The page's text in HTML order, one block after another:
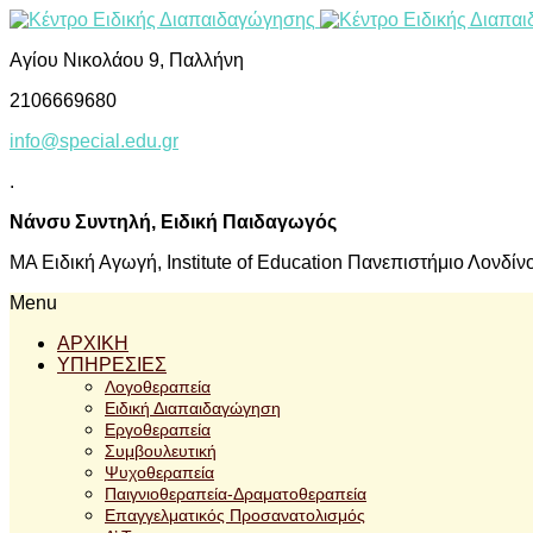
Αγίου Νικολάου 9, Παλλήνη
2106669680
info@special.edu.gr
.
Νάνσυ Συντηλή, Ειδική Παιδαγωγός
ΜΑ Ειδική Αγωγή, Institute of Education Πανεπιστήμιο
Menu
ΑΡΧΙΚΗ
ΥΠΗΡΕΣΙΕΣ
Λογοθεραπεία
Ειδική Διαπαιδαγώγηση
Εργοθεραπεία
Συμβουλευτική
Ψυχοθεραπεία
Παιγνιοθεραπεία-Δραματοθεραπεία
Επαγγελματικός Προσανατολισμός